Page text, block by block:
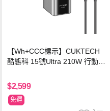
【Wh+CCC標示】CUKTECH
酷態科 15號Ultra 210W 行動電
$2,599
免運